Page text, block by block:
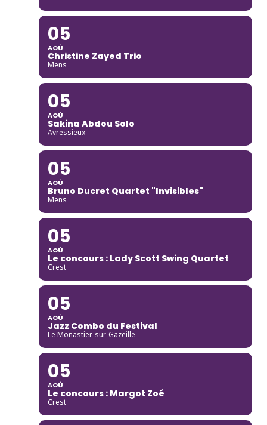
05
AOÛ
Christine Zayed Trio
Mens
05
AOÛ
Sakina Abdou Solo
Avressieux
05
AOÛ
Bruno Ducret Quartet "Invisibles"
Mens
05
AOÛ
Le concours : Lady Scott Swing Quartet
Crest
05
AOÛ
Jazz Combo du Festival
Le Monastier-sur-Gazeille
05
AOÛ
Le concours : Margot Zoé
Crest